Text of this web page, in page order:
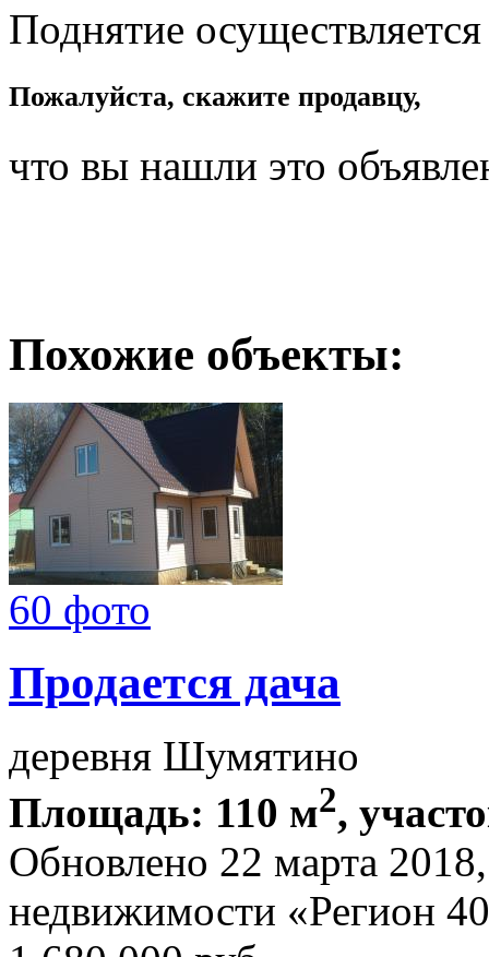
Поднятие
Пожалуйста, скажите продавцу,
что вы нашли это
Похожие объекты:
60 фото
Продается дача
деревня Шумятино
Площадь: 110 м2,
Обновлено 22 марта
недвижимости «Регион